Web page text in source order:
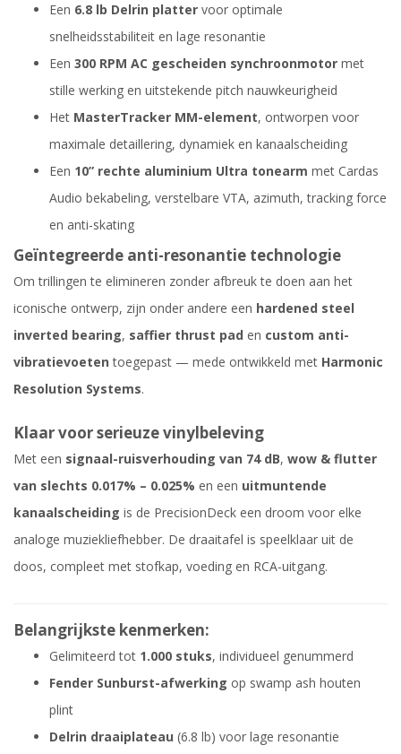
Een 6.8 lb Delrin platter voor optimale
snelheidsstabiliteit en lage resonantie
Een 300 RPM AC gescheiden synchroonmotor met
stille werking en uitstekende pitch nauwkeurigheid
Het MasterTracker MM-element, ontworpen voor
maximale detaillering, dynamiek en kanaalscheiding
Een 10” rechte aluminium Ultra tonearm met Cardas
Audio bekabeling, verstelbare VTA, azimuth, tracking force
en anti-skating
Geïntegreerde anti-resonantie technologie
Om trillingen te elimineren zonder afbreuk te doen aan het
iconische ontwerp, zijn onder andere een hardened steel
inverted bearing, saffier thrust pad en custom anti-
vibratievoeten toegepast — mede ontwikkeld met Harmonic
Resolution Systems.
Klaar voor serieuze vinylbeleving
Met een signaal-ruisverhouding van 74 dB, wow & flutter
van slechts 0.017% – 0.025% en een uitmuntende
kanaalscheiding is de PrecisionDeck een droom voor elke
analoge muziekliefhebber. De draaitafel is speelklaar uit de
doos, compleet met stofkap, voeding en RCA-uitgang.
Belangrijkste kenmerken:
Gelimiteerd tot 1.000 stuks, individueel genummerd
Fender Sunburst-afwerking op swamp ash houten
plint
Delrin draaiplateau (6.8 lb) voor lage resonantie